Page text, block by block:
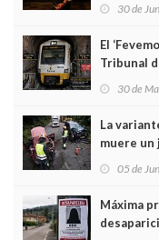
30 de
El
Tribunal
30 de
La
muere un
05 de
Máxima